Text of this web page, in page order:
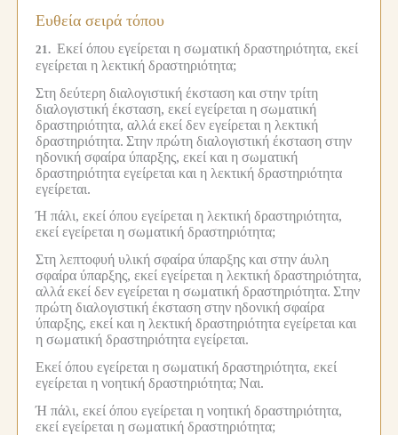
Ευθεία σειρά τόπου
21. Εκεί όπου εγείρεται η σωματική δραστηριότητα, εκεί
εγείρεται η λεκτική δραστηριότητα;
Στη δεύτερη διαλογιστική έκσταση και στην τρίτη
διαλογιστική έκσταση, εκεί εγείρεται η σωματική
δραστηριότητα, αλλά εκεί δεν εγείρεται η λεκτική
δραστηριότητα. Στην πρώτη διαλογιστική έκσταση στην
ηδονική σφαίρα ύπαρξης, εκεί και η σωματική
δραστηριότητα εγείρεται και η λεκτική δραστηριότητα
εγείρεται.
Ή πάλι, εκεί όπου εγείρεται η λεκτική δραστηριότητα,
εκεί εγείρεται η σωματική δραστηριότητα;
Στη λεπτοφυή υλική σφαίρα ύπαρξης και στην άυλη
σφαίρα ύπαρξης, εκεί εγείρεται η λεκτική δραστηριότητα,
αλλά εκεί δεν εγείρεται η σωματική δραστηριότητα. Στην
πρώτη διαλογιστική έκσταση στην ηδονική σφαίρα
ύπαρξης, εκεί και η λεκτική δραστηριότητα εγείρεται και
η σωματική δραστηριότητα εγείρεται.
Εκεί όπου εγείρεται η σωματική δραστηριότητα, εκεί
εγείρεται η νοητική δραστηριότητα; Ναι.
Ή πάλι, εκεί όπου εγείρεται η νοητική δραστηριότητα,
εκεί εγείρεται η σωματική δραστηριότητα;